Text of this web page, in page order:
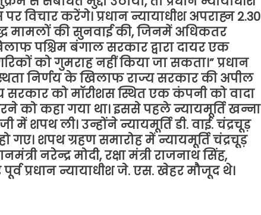
करेंगे। प्रधान न्यायाधीश अपराह्न 2.30
मामलों की सुनवाई की, जिनमें अधिकतर
पश्चिम बंगाल सरकार द्वारा दायर एक
को गुमराह नहीं किया जा सकता।” प्रधान
निर्णय के खिलाफ राज्य सरकार की अपील
सरकार को मॉरीशस स्थित एक कंपनी को वादा
को कहा गया था। इससे पहले न्यायमूर्ति खन्ना
में शपथ ली। उन्होंने न्यायमूर्ति डी. वाई. चंद्रचूड़
गए। शपथ ग्रहण समारोह में न्यायमूर्ति चंद्रचूड़
नरेन्द्र मोदी, रक्षा मंत्री राजनाथ सिंह,
प्रधान न्यायाधीश जे. एस. खेहर मौजूद थे।